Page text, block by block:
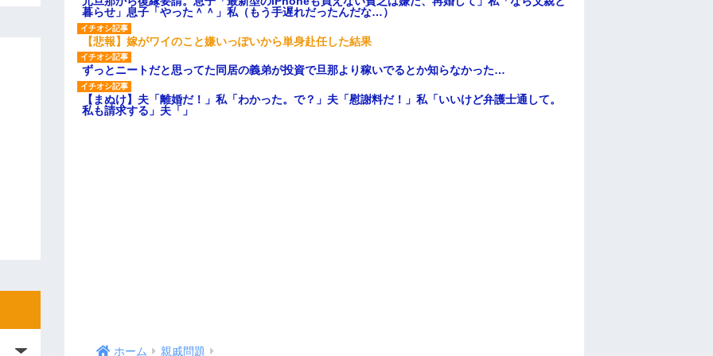
暮らせ」息子「やった＾＾」私（もう手遅れだったんだな…）
【悲報】嫁がワイのこと嫌いっぽいから単身赴任した結果
ずっとニートだと思ってた同居の義弟が投資で旦那より稼いでるとか知らなかった…
【まぬけ】夫「離婚だ！」私「わかった。で？」夫「慰謝料だ！」私「いいけど弁護士通して。
私も請求する」夫「」
ホーム 親戚問題